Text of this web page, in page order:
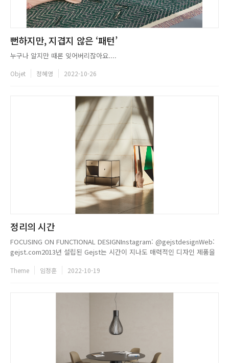
뻔하지만, 지겹지 않은 ‘패턴’
누구나 알지만 때론 잊어버리잖아요....
Objet 정혜영 2022-10-26
정리의 시간
FOCUSING ON FUNCTIONAL DESIGNInstagram: @gejstdesignWeb:
gejst.com2013년 설립된 Gejst는 시간이 지나도 매력적인 디자인 제품을
대담하고 재미있는 오브제를 만드는 것이다. 아울러 Gejst는 기능적인 디자
Theme 임정훈 2022-10-19